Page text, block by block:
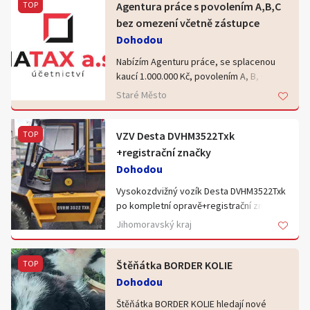
jednání, vše průhlédné. Přidáme Vám
také sídlo zdarma na 1 rok zdarma. Cena
dohodou. Společnosti prodáváme více
a rychlý přístup. Podnikat můžete během
24 hodin. Pro více informací nám napište
nebo zavolejte
TOP
Agentura práce s povolením A,B,C
bez omezení včetně zástupce
Dohodou
Nabízím Agenturu práce, se splacenou
kaucí 1.000.000 Kč, povolením A, B, C bez
omezení. Povolení je uděleno pro
ve společnosti. Společnost nikdy
nepodnikala a je připravena k
okamžitému podnikání. Bezdlužnosti
cena na trhu! Férové profesionální
jednání! Nabízíme školení k provozu
agentury práce zdarma při nákupu
agentury od nás.
Staré Město
TOP
VZV Desta DVHM3522Txk
+registrační značky
Dohodou
Vysokozdvižný vozík Desta DVHM3522Txk
po kompletní opravě+registrační značky
pro pozemní komunikace
Jihomoravský kraj
TOP
Štěňátka BORDER KOLIE
Dohodou
Štěňátka BORDER KOLIE hledají nové